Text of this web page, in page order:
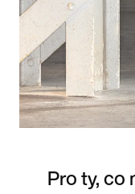
Pro ty, co